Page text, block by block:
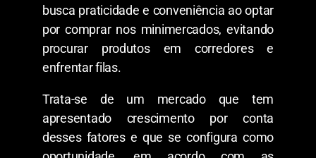
busca praticidade e conveniência ao optar
por comprar nos minimercados, evitando
procurar produtos em corredores e
enfrentar filas.
Trata-se de um mercado que tem
apresentado crescimento por conta
desses fatores e que se configura como